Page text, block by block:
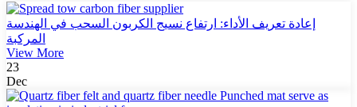
إعادة تعريف الأداء: ارتفاع نسيج الكربون السحب في الهندسة
المركبة
View More
23
Dec